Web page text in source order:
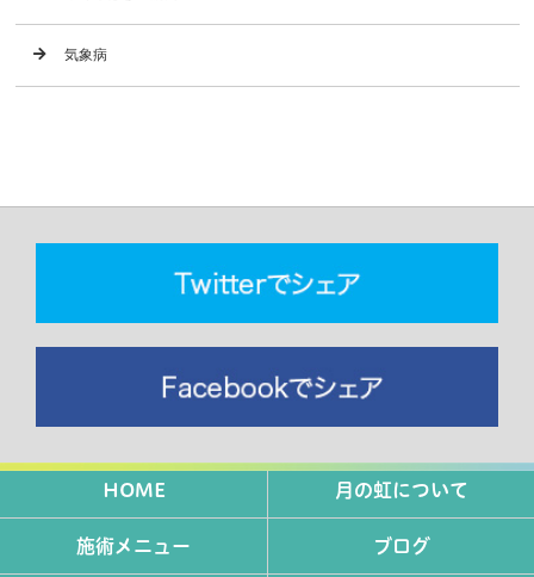
気象病
HOME 月の虹について
施術メニュー ブログ